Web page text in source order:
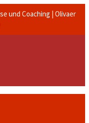
und Coaching | Olivaer